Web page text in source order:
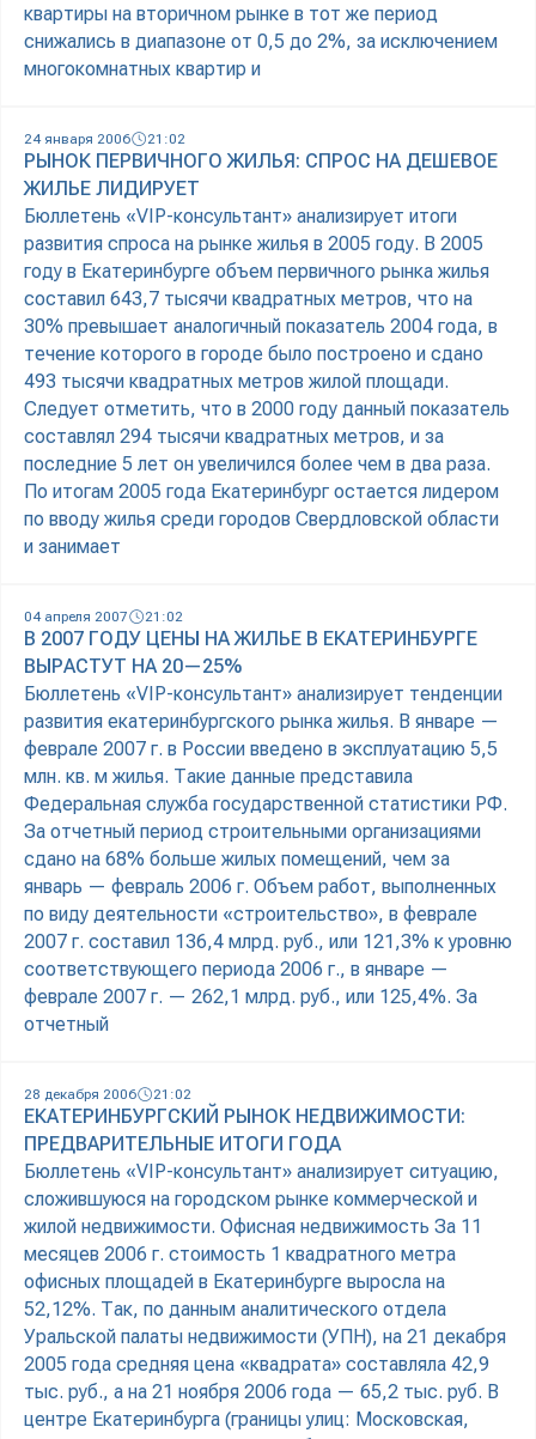
квартиры на вторичном рынке в тот же период
снижались в диапазоне от 0,5 до 2%, за исключением
многокомнатных квартир и
24 января 2006 21:02
РЫНОК ПЕРВИЧНОГО ЖИЛЬЯ: СПРОС НА ДЕШЕВОЕ
ЖИЛЬЕ ЛИДИРУЕТ
Бюллетень «VIP-консультант» анализирует итоги
развития спроса на рынке жилья в 2005 году. В 2005
году в Екатеринбурге объем первичного рынка жилья
составил 643,7 тысячи квадратных метров, что на
30% превышает аналогичный показатель 2004 года, в
течение которого в городе было построено и сдано
493 тысячи квадратных метров жилой площади.
Следует отметить, что в 2000 году данный показатель
составлял 294 тысячи квадратных метров, и за
последние 5 лет он увеличился более чем в два раза.
По итогам 2005 года Екатеринбург остается лидером
по вводу жилья среди городов Свердловской области
и занимает
04 апреля 2007 21:02
В 2007 ГОДУ ЦЕНЫ НА ЖИЛЬЕ В ЕКАТЕРИНБУРГЕ
ВЫРАСТУТ НА 20—25%
Бюллетень «VIP-консультант» анализирует тенденции
развития екатеринбургского рынка жилья. В январе —
феврале 2007 г. в России введено в эксплуатацию 5,5
млн. кв. м жилья. Такие данные представила
Федеральная служба государственной статистики РФ.
За отчетный период строительными организациями
сдано на 68% больше жилых помещений, чем за
январь — февраль 2006 г. Объем работ, выполненных
по виду деятельности «строительство», в феврале
2007 г. составил 136,4 млрд. руб., или 121,3% к уровню
соответствующего периода 2006 г., в январе —
феврале 2007 г. — 262,1 млрд. руб., или 125,4%. За
отчетный
28 декабря 2006 21:02
ЕКАТЕРИНБУРГСКИЙ РЫНОК НЕДВИЖИМОСТИ:
ПРЕДВАРИТЕЛЬНЫЕ ИТОГИ ГОДА
Бюллетень «VIP-консультант» анализирует ситуацию,
сложившуюся на городском рынке коммерческой и
жилой недвижимости. Офисная недвижимость За 11
месяцев 2006 г. стоимость 1 квадратного метра
офисных площадей в Екатеринбурге выросла на
52,12%. Так, по данным аналитического отдела
Уральской палаты недвижимости (УПН), на 21 декабря
2005 года средняя цена «квадрата» составляла 42,9
тыс. руб., а на 21 ноября 2006 года — 65,2 тыс. руб. В
центре Екатеринбурга (границы улиц: Московская,